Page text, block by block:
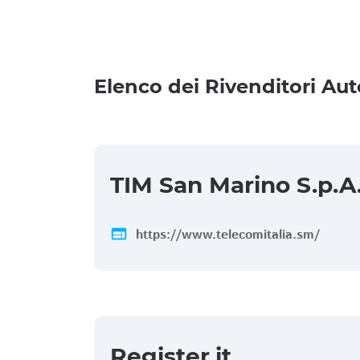
Elenco dei Rivenditori
TIM San Marino
web https://www.telecomitalia.sm/